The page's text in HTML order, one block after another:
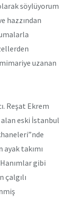
söylüyorum
hazzından
uzanan
Reşat Ekrem
eski İstanbul
takımı
gibi
çalgılı